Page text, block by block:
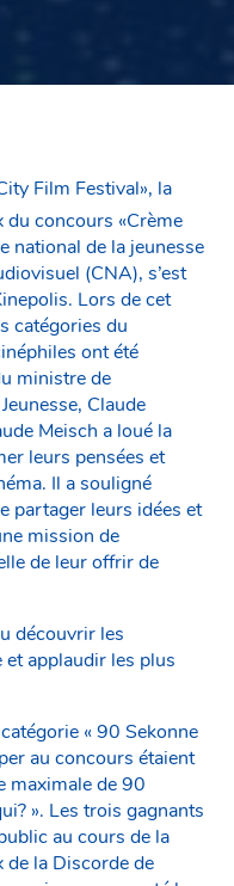
Film Festival», la
concours «Crème
national de la jeunesse
(CNA), s’est
Lors de cet
catégories du
ont été
ministre de
Claude
Meisch a loué la
leurs pensées et
Il a souligné
partager leurs idées et
mission de
de leur offrir de
découvrir les
et applaudir les plus
« 90 Sekonne
au concours étaient
maximale de 90
». Les trois gagnants
au cours de la
de la Discorde de